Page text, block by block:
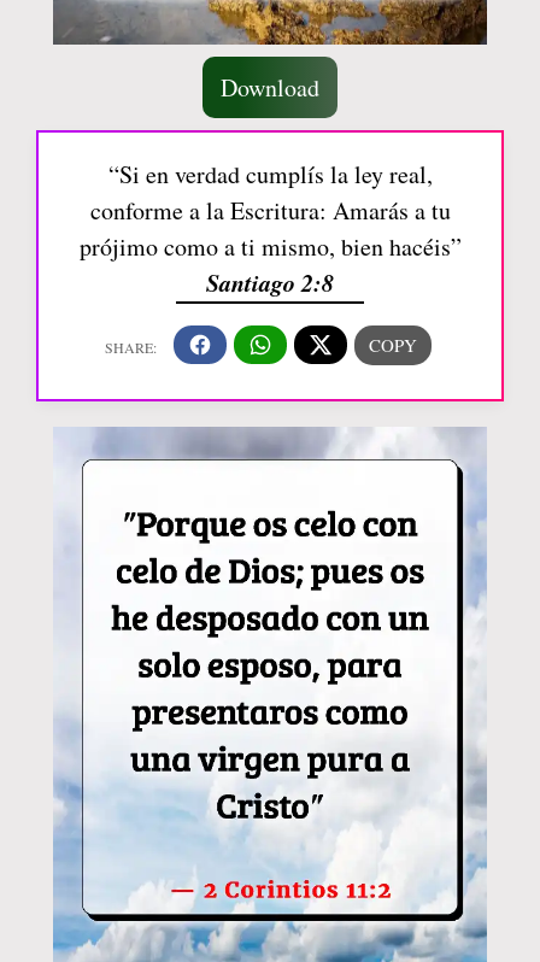
Download
“Si en verdad cumplís la ley real,
conforme a la Escritura: Amarás a tu
prójimo como a ti mismo, bien hacéis”
Santiago 2:8